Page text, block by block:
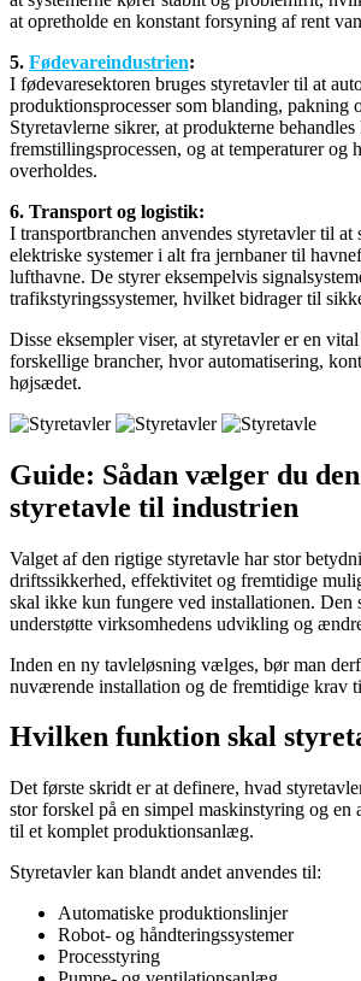
at opretholde en konstant forsyning af rent
5. Fødevareindustrien:
I fødevaresektoren bruges styretavler til at
produktionsprocesser som blanding, pakning
Styretavlerne sikrer, at produkterne
fremstillingsprocessen, og at temperaturer og
overholdes.
6. Transport og logistik:
I transportbranchen anvendes styretavler til at
elektriske systemer i alt fra jernbaner til
lufthavne. De styrer eksempelvis
trafikstyringssystemer, hvilket bidrager til
Disse eksempler viser, at styretavler er en
forskellige brancher, hvor automatisering,
højsædet.
Guide: Sådan vælger du
styretavle til industrien
Valget af den rigtige styretavle har stor
driftssikkerhed, effektivitet og fremtidige
skal ikke kun fungere ved installationen. Den
understøtte virksomhedens udvikling og
Inden en ny tavleløsning vælges, bør man
nuværende installation og de fremtidige krav
Hvilken funktion skal
Det første skridt er at definere, hvad
stor forskel på en simpel maskinstyring og en
til et komplet produktionsanlæg.
Styretavler kan blandt andet anvendes til:
Automatiske produktionslinjer
Robot- og håndteringssystemer
Processtyring